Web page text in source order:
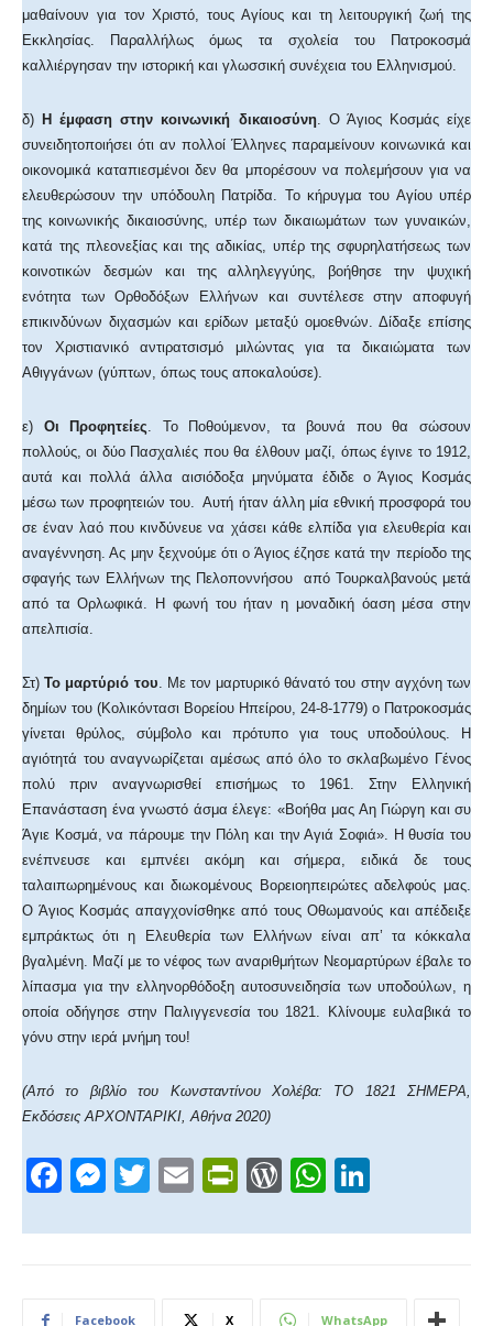
μαθαίνουν για τον Χριστό, τους Αγίους και τη λειτουργική ζωή της
Εκκλησίας. Παραλλήλως όμως τα σχολεία του Πατροκοσμά
καλλιέργησαν την ιστορική και γλωσσική συνέχεια του Ελληνισμού.
δ) Η έμφαση στην κοινωνική δικαιοσύνη. Ο Άγιος Κοσμάς είχε
συνειδητοποιήσει ότι αν πολλοί Έλληνες παραμείνουν κοινωνικά και
οικονομικά καταπιεσμένοι δεν θα μπορέσουν να πολεμήσουν για να
ελευθερώσουν την υπόδουλη Πατρίδα. Το κήρυγμα του Αγίου υπέρ
της κοινωνικής δικαιοσύνης, υπέρ των δικαιωμάτων των γυναικών,
κατά της πλεονεξίας και της αδικίας, υπέρ της σφυρηλατήσεως των
κοινοτικών δεσμών και της αλληλεγγύης, βοήθησε την ψυχική
ενότητα των Ορθοδόξων Ελλήνων και συντέλεσε στην αποφυγή
επικινδύνων διχασμών και ερίδων μεταξύ ομοεθνών. Δίδαξε επίσης
τον Χριστιανικό αντιρατσισμό μιλώντας για τα δικαιώματα των
Αθιγγάνων (γύπτων, όπως τους αποκαλούσε).
ε) Οι Προφητείες. Το Ποθούμενον, τα βουνά που θα σώσουν
πολλούς, οι δύο Πασχαλιές που θα έλθουν μαζί, όπως έγινε το 1912,
αυτά και πολλά άλλα αισιόδοξα μηνύματα έδιδε ο Άγιος Κοσμάς
μέσω των προφητειών του. Αυτή ήταν άλλη μία εθνική προσφορά του
σε έναν λαό που κινδύνευε να χάσει κάθε ελπίδα για ελευθερία και
αναγέννηση. Ας μην ξεχνούμε ότι ο Άγιος έζησε κατά την περίοδο της
σφαγής των Ελλήνων της Πελοποννήσου από Τουρκαλβανούς μετά
από τα Ορλωφικά. Η φωνή του ήταν η μοναδική όαση μέσα στην
απελπισία.
Στ)Το μαρτύριό του. Με τον μαρτυρικό θάνατό του στην αγχόνη των
δημίων του (Κολικόντασι Βορείου Ηπείρου, 24-8-1779) ο Πατροκοσμάς
γίνεται θρύλος, σύμβολο και πρότυπο για τους υποδούλους. Η
αγιότητά του αναγνωρίζεται αμέσως από όλο το σκλαβωμένο Γένος
πολύ πριν αναγνωρισθεί επισήμως το 1961. Στην Ελληνική
Επανάσταση ένα γνωστό άσμα έλεγε: «Βοήθα μας Αη Γιώργη και συ
Άγιε Κοσμά, να πάρουμε την Πόλη και την Αγιά Σοφιά». Η θυσία του
ενέπνευσε και εμπνέει ακόμη και σήμερα, ειδικά δε τους
ταλαιπωρημένους και διωκομένους Βορειοηπειρώτες αδελφούς μας.
Ο Άγιος Κοσμάς απαγχονίσθηκε από τους Οθωμανούς και απέδειξε
εμπράκτως ότι η Ελευθερία των Ελλήνων είναι απ’ τα κόκκαλα
βγαλμένη. Μαζί με το νέφος των αναριθμήτων Νεομαρτύρων έβαλε το
λίπασμα για την ελληνορθόδοξη αυτοσυνειδησία των υποδούλων, η
οποία οδήγησε στην Παλιγγενεσία του 1821. Κλίνουμε ευλαβικά το
γόνυ στην ιερά μνήμη του!
(Από το βιβλίο του Κωνσταντίνου Χολέβα: ΤΟ 1821 ΣΗΜΕΡΑ,
Εκδόσεις ΑΡΧΟΝΤΑΡΙΚΙ, Αθήνα 2020)
F
c
b
M
ss
n
T
tt
E
ail
Pr
tF
W
d
e
W
at
A
k
dI
Facebook X WhatsApp